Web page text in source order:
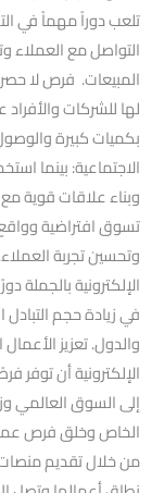
تلعب دوراً مهماً في
التواصل مع العملاء
المبيعات. فرص لا حصر
لها للشركات
بكميات كبيرة
الاجتماعية: بينما
وبناء علاقات قوية مع
تسوق افتراضية
وتحسين تجربة
الإلكترونية
في زيادة حجم التبادل
والدول. تعزيز
الإلكترونية أن
إلى السوق العالمي
الخاص وخلق فرص عمل
من خلال تقديم منصات